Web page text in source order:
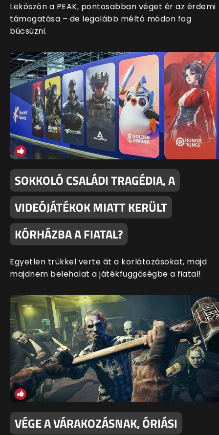
Leköszön a PEAK, pontosabban véget ér az érdemi
támogatása – de legalább méltó módon fog
búcsúzni.
SOKKOLÓ CSALÁDI TRAGÉDIA, A
VIDEÓJÁTÉKOK MIATT KERÜLT
KÓRHÁZBA A FIATAL?
Egyetlen trükkel verte át a korlátozásokat, majd
majdnem belehalat a játékfüggőségbe a fiatal!
VÉGE A VÁRAKOZÁSNAK, ÓRIÁSI